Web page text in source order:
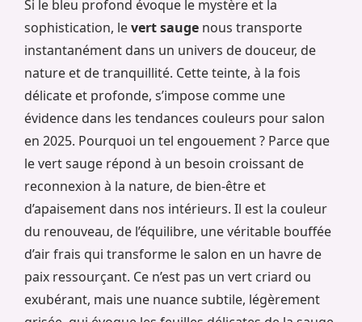
Si le bleu profond évoque le mystère et la
sophistication, levert sauge nous transporte
instantanément dans un univers de douceur, de
nature et de tranquillité. Cette teinte, à la fois
délicate et profonde, s’impose comme une
évidence dans les tendances couleurs pour salon
en 2025. Pourquoi un tel engouement ? Parce que
le vert sauge répond à un besoin croissant de
reconnexion à la nature, de bien-être et
d’apaisement dans nos intérieurs. Il est la couleur
du renouveau, de l’équilibre, une véritable bouffée
d’air frais qui transforme le salon en un havre de
paix ressourçant. Ce n’est pas un vert criard ou
exubérant, mais une nuance subtile, légèrement